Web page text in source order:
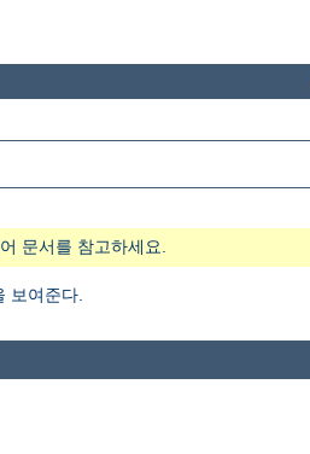
문서를 참고하세요.
보여준다.